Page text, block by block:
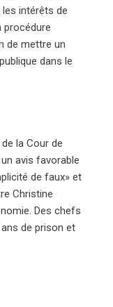
intérêts de
procédure
de mettre un
dans le
la Cour de
avis favorable
de faux» et
Christine
Des chefs
de prison et